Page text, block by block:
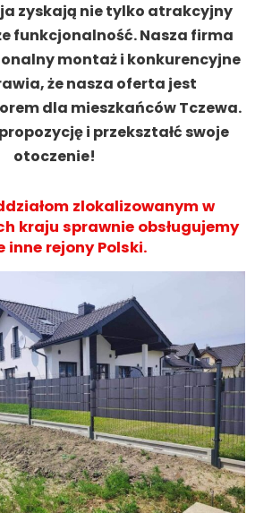
zyskają nie tylko atrakcyjny
funkcjonalność. Nasza firma
montaż i konkurencyjne
że nasza oferta jest
dla mieszkańców Tczewa.
i przekształć swoje
otoczenie!
zlokalizowanym w
kraju sprawnie obsługujemy
inne rejony Polski.